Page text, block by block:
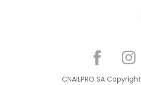
CNAILPRO SA Copyright